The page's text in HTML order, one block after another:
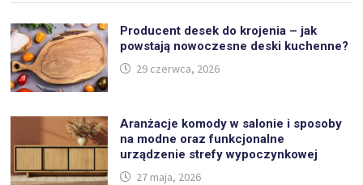
Producent desek do krojenia – jak
powstają nowoczesne deski kuchenne?
29 czerwca, 2026
Aranżacje komody w salonie i sposoby
na modne oraz funkcjonalne
urządzenie strefy wypoczynkowej
27 maja, 2026